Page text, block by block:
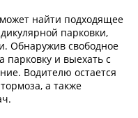
найти подходящее
парковки,
Обнаружив свободное
парковку и выехать с
Водителю остается
а также